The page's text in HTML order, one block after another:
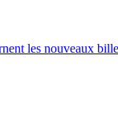
les nouveaux